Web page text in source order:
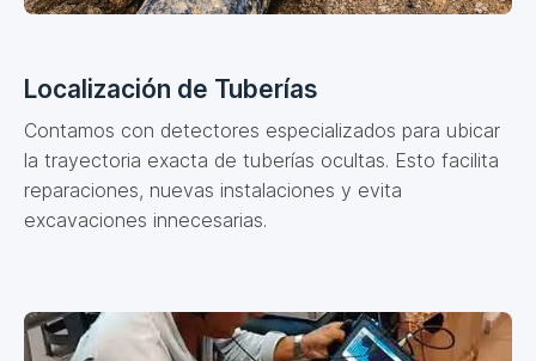
Localización de Tuberías
Contamos con detectores especializados para ubicar
la trayectoria exacta de tuberías ocultas. Esto facilita
reparaciones, nuevas instalaciones y evita
excavaciones innecesarias.